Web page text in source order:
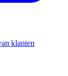
klanten